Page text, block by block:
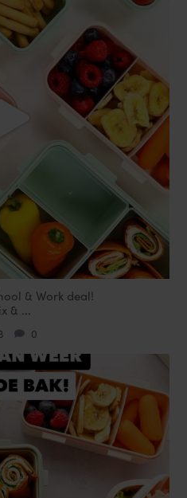
& Work deal!
& ...
0
Aug 14